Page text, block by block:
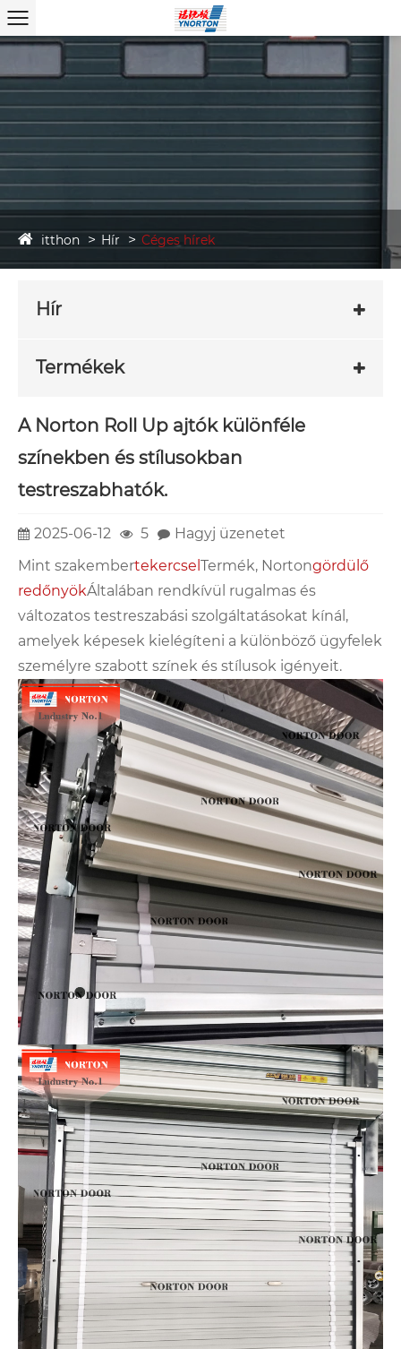
itthon Hír Céges hírek
Hír
Termékek
A Norton Roll Up ajtók különféle
színekben és stílusokban
testreszabhatók.
2025-06-12 5
Hagyj üzenetet
Mint szakembertekercsel Termék, Nortongördülő
redőnyökÁltalában rendkívül rugalmas és
változatos testreszabási szolgáltatásokat kínál,
amelyek képesek kielégíteni a különböző ügyfelek
személyre szabott színek és stílusok igényeit.